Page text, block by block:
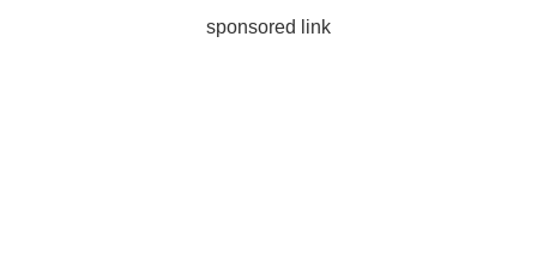
sponsored link